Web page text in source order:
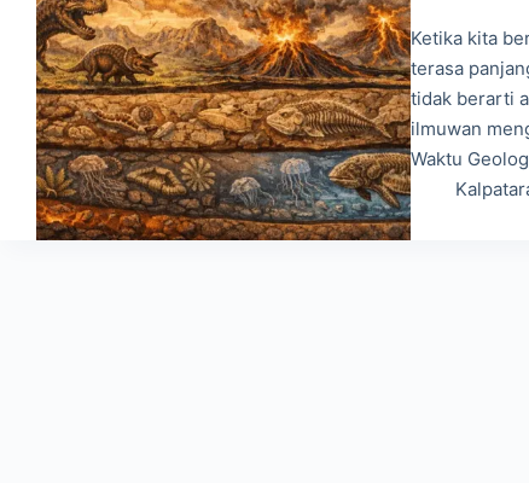
Ketika kita
terasa
tidak berarti
ilmuwan
Waktu